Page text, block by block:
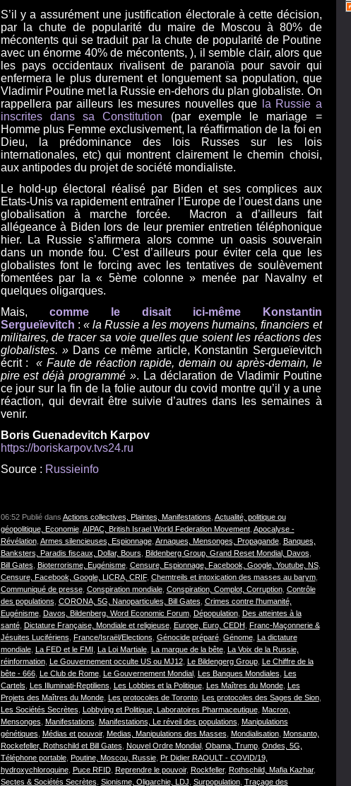
S’il y a assurément une justification électorale à cette décision,
par la chute de popularité du maire de Moscou à 80% de
mécontents qui se traduit par la chute de popularité de Poutine
avec un énorme 40% de mécontents, ), il semble clair, alors que
les pays occidentaux rivalisent de paranoïa pour savoir qui
enfermera le plus durement et longuement sa population, que
Vladimir Poutine met la Russie en-dehors du plan globaliste. On
rappellera par ailleurs les mesures nouvelles que
la Russie a
inscrites dans sa Constitution (par exemple le mariage =
Homme plus Femme exclusivement, la réaffirmation de la foi en
Dieu, la prédominance des lois Russes sur les lois
internationales, etc) qui montrent clairement le chemin choisi,
aux antipodes du projet de société mondialiste.
Le hold-up électoral réalisé par Biden et ses complices aux
Etats-Unis va rapidement entraîner l’Europe de l’ouest dans une
globalisation à marche forcée. Macron a d’ailleurs fait
allégeance à Biden lors de leur premier entretien téléphonique
hier. La Russie s’affirmera alors comme un oasis souverain
dans un monde fou. C’est d’ailleurs pour éviter cela que les
globalistes font le forcing avec les tentatives de soulèvement
fomentées par la « 5ème colonne » menée par Navalny et
quelques oligarques.
Mais, comme le disait ici-même Konstantin
Sergueïevitch : « la Russie a les moyens humains, financiers et
militaires, de tracer sa voie quelles que soient les réactions des
globalistes. »Dans ce même article, Konstantin Sergueïevitch
écrit :« Faute de réaction rapide, demain ou après-demain, le
pire est déjà programmé ». La déclaration de Vladimir Poutine
ce jour sur la fin de la folie autour du covid montre qu’il y a une
réaction, qui devrait être suivie d’autres dans les semaines à
venir.
Boris Guenadevitch Karpov
https://boriskarpov.tvs24.ru
Source : Russieinfo
06:52 Publié dans Actions collectives, Plaintes, Manifestations Actualité, politique ou
géopolitique, Economie, AIPAC, British Israel World Federation Movement, Apocalyse -
Révélation, Armes silencieuses, Espionnage, Arnaques, Mensonges, Propagande, Banques,
Banksters, Paradis fiscaux, Dollar, Bours Bildenberg Group, Grand Reset Mondial, Davos
Bill Gates Bioterrorisme, Eugénisme, Censure, Espionnage, Facebook, Google, Youtube, NS,
Censure, Facebook, Google, LICRA, CRIF, Chemtreils et intoxication des masses au barym,
Communiqué de presse, Conspiration mondiale, Conspiration, Complot, Corruption, Contrôle
des populations CORONA, 5G, Nanoparticules, Bill Gates Crimes contre l'humanité,
Eugénisme, Davos, Bildenberg, Word Economic Forum, Dépopulation, Des atteintes à la
santé, Dictature Française, Mondiale et religieuse, Europe, Euro, CEDH Franc-Maçonnerie &
Jésuites Lucifériens France/Israël/Elections Génocide préparé, Génome, La dictature
mondiale, La FED et le FMI La Loi Martiale, La marque de la bête, La Voix de la Russie,
réinformation, Le Gouvernement occulte US ou MJ12, Le Bildengerg Group, Le Chiffre de la
bête - 666, Le Club de Rome, Le Gouvernement Mondial, Les Banques Mondiales Les
Cartels Les Illuminati-Reptiliens Les Lobbies et la Politique, Les Maîtres du Monde, Les
Projets des Maîtres du Monde, Les protocoles de Toronto, Les protocoles des Sages de Sion,
Les Sociétés Secrètes Lobbying et Politique, Laboratoires Pharmaceutique, Macron,
Mensonges Manifestations Manifestations, Le réveil des populations Manipulations
génétiques Médias et pouvoir, Medias, Manipulations des Masses Mondialisation, Monsanto,
Rockefeller, Rothschild et Bill Gates Nouvel Ordre Mondial, Obama, Trump, Ondes, 5G,
Téléphone portable, Poutine, Moscou, Russie, Pr Didier RAOULT - COVID/19,
hydroxychloroquine, Puce RFID, Reprendre le pouvoir, Rockfeller, Rothschild, Mafia Kazhar,
Sectes & Sociétés Secrètes Sionisme, Oligarchie, LDJ Surpopulation, Traçage des